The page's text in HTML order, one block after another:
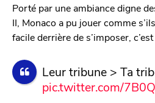
Porté par une ambiance digne
II, Monaco a pu jouer comme
facile derrière de s’imposer,
Leur tribune > Ta
pic.twitter.com/